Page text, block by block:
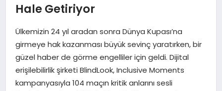
TEKNOLOJI
Hale Getiriyor
Ülkemizin 24 yıl aradan sonra Dünya Kupası’na
girmeye hak kazanması büyük sevinç yaratırken, bir
güzel haber de görme engelliler için geldi. Dijital
erişilebilirlik şirketi BlindLook, Inclusive Moments
kampanyasıyla 104 maçın kritik anlarını sesli